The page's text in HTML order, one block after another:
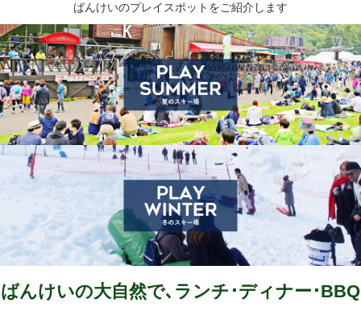
ばんけいのプレイスポットをご紹介します
ばんけいの大自然で､ランチ･ディナー･BBQ